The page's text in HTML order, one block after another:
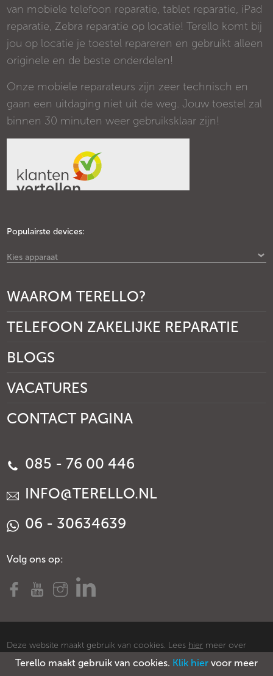
Terello maakt gebruik van cookies. Klik hier voor meer
van mobiele telefoon reparatie, tablet reparatie, iPad
reparatie, Zebra reparatie op locatie! Terello komt bij
jou op locatie je toestel repareren en gebruikt alleen
originele en de beste onderdelen!
Onze mobiele reparateurs zijn zeer technisch en
gaan een uitdaging niet uit de weg. Jouw toestel zal
binnen 30 minuten weer gebruiksklaar zijn!
Populairste devices:
Kies apparaat
WAAROM TERELLO?
TELEFOON ZAKELIJKE REPARATIE
BLOGS
VACATURES
CONTACT PAGINA
085 - 76 00 446
INFO@TERELLO.NL
06 - 30634639
Volg ons op:
Deze website maakt gebruik van cookies. Lees hier meer over
cookies.